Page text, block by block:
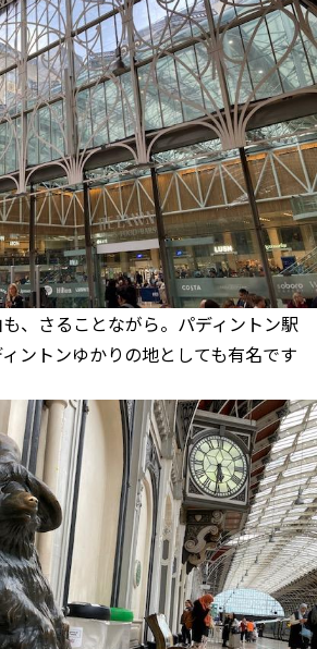
、さることながら。パディントン駅
ントンゆかりの地としても有名です